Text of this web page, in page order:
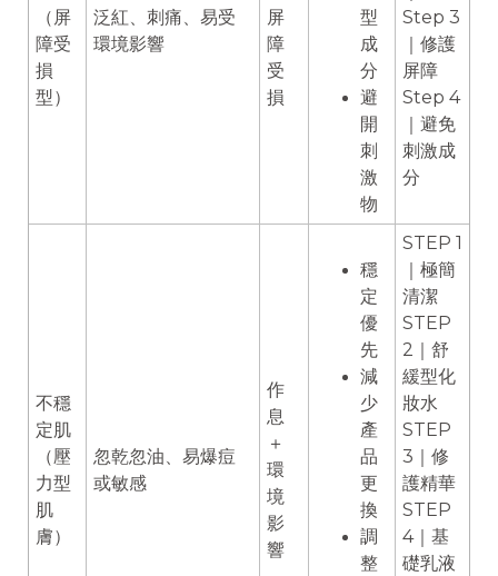
（屏
障受
損
型）
泛紅、刺痛、易受
環境影響
屏
障
受
損
型
成
分
避
開
刺
激
物
Step 3
｜修護
屏障
Step 4
｜避免
刺激成
分
不穩
定肌
（壓
力型
肌
膚）
忽乾忽油、易爆痘
或敏感
作
息
＋
環
境
影
響
穩
定
優
先
減
少
產
品
更
換
調
整
STEP 1
｜極簡
清潔
STEP
2｜舒
緩型化
妝水
STEP
3｜修
護精華
STEP
4｜基
礎乳液